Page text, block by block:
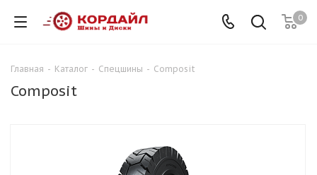
0
Главная - Каталог - Спецшины - Composit
Composit